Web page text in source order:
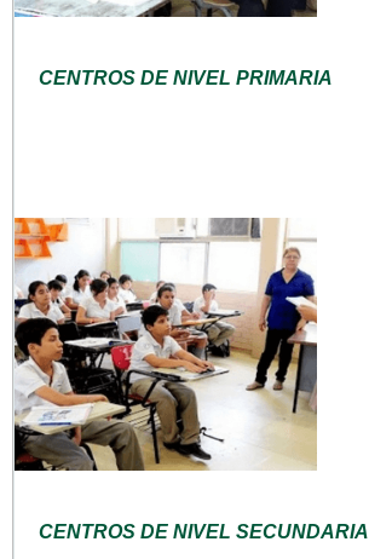
CENTROS DE NIVEL PRIMARIA
CENTROS DE NIVEL SECUNDARIA